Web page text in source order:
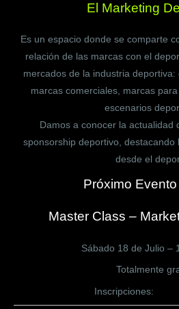
El Marketing
Es un espacio donde se comparte
relación de las marcas con el
mercados de la industria
marcas comerciales, marcas
escenarios
Damos a conocer la actualidad
sponsorship deportivo, destacando
desde el
Próximo
Master Class –
Sábado 18 de Julio –
Totalmente
Inscripciones: